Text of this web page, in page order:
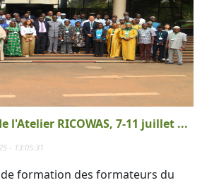
l'Atelier RICOWAS, 7-11 juillet ...
- 13:05:31
formation des formateurs du